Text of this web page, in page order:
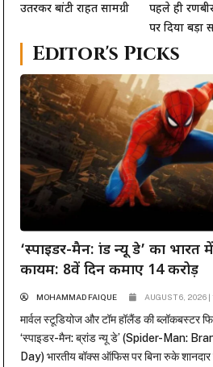
उतरकर बांटी राहत सामग्री
पहले ही रणबीर
पर दिया बड़ा
Editor's Picks
‘स्पाइडर-मैन: ब्रांड न्यू डे’ का भारत
कायम: 8वें दिन कमाए 14 करोड़
MOHAMMAD FAIQUE AUGUST 6, 2026 |
मार्वल स्टूडियोज और टॉम हॉलैंड की ब्लॉकबस्टर
‘स्पाइडर-मैन: ब्रांड न्यू डे’ (Spider-Man:
Day) भारतीय बॉक्स ऑफिस पर बिना रुके